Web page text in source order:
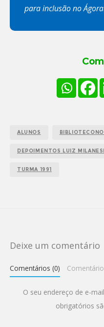
para inclusão no
ALUNOS
DEPOIMENTOS LUIZ MILANESI
TURMA 1991
Deixe um comentário
Comentários (0)
O seu endereço de e-
obrigatórios